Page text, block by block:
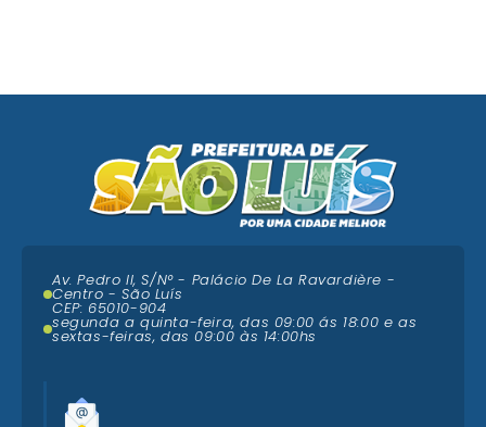
Av. Pedro II, S/N° - Palácio De La Ravardière -
Centro - São Luís
CEP: 65010-904
segunda a quinta-feira, das 09:00 ás 18:00 e as
sextas-feiras, das 09:00 às 14:00hs